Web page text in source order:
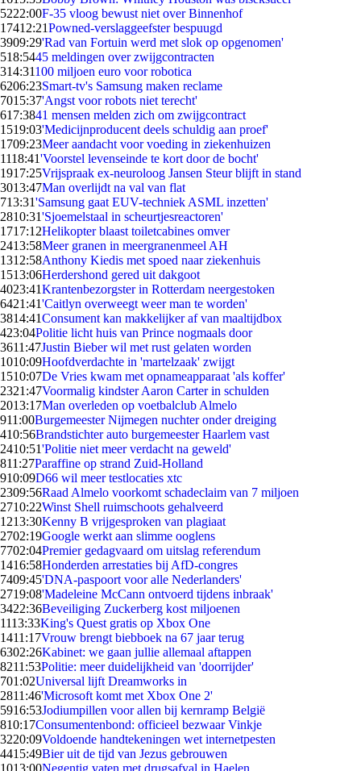
5222:00F-35 vloog bewust niet over Binnenhof
17412:21Powned-verslaggeefster bespuugd
3909:29'Rad van Fortuin werd met slok op opgenomen'
518:5445 meldingen over zwijgcontracten
314:31100 miljoen euro voor robotica
6206:23Smart-tv's Samsung maken reclame
7015:37'Angst voor robots niet terecht'
617:3841 mensen melden zich om zwijgcontract
1519:03'Medicijnproducent deels schuldig aan proef'
1709:23Meer aandacht voor voeding in ziekenhuizen
1118:41'Voorstel levenseinde te kort door de bocht'
1917:25Vrijspraak ex-neuroloog Jansen Steur blijft in stand
3013:47Man overlijdt na val van flat
713:31'Samsung gaat EUV-techniek ASML inzetten'
2810:31'Sjoemelstaal in scheurtjesreactoren'
1717:12Helikopter blaast toiletcabines omver
2413:58Meer granen in meergranenmeel AH
1312:58Anthony Kiedis met spoed naar ziekenhuis
1513:06Herdershond gered uit dakgoot
4023:41Krantenbezorgster in Rotterdam neergestoken
6421:41'Caitlyn overweegt weer man te worden'
3814:41Consument kan makkelijker af van maaltijdbox
423:04Politie licht huis van Prince nogmaals door
3611:47Justin Bieber wil met rust gelaten worden
1010:09Hoofdverdachte in 'martelzaak' zwijgt
1510:07De Vries kwam met opnameapparaat 'als koffer'
2321:47Voormalig kindster Aaron Carter in schulden
2013:17Man overleden op voetbalclub Almelo
911:00Burgemeester Nijmegen nuchter onder dreiging
410:56Brandstichter auto burgemeester Haarlem vast
2410:51'Politie niet meer verdacht na geweld'
811:27Paraffine op strand Zuid-Holland
910:09D66 wil meer testlocaties xtc
2309:56Raad Almelo voorkomt schadeclaim van 7 miljoen
2710:22Winst Shell ruimschoots gehalveerd
1213:30Kenny B vrijgesproken van plagiaat
2702:19Google werkt aan slimme ooglens
7702:04Premier gedagvaard om uitslag referendum
1416:58Honderden arrestaties bij AfD-congres
7409:45'DNA-paspoort voor alle Nederlanders'
2719:08'Madeleine McCann ontvoerd tijdens inbraak'
3422:36Beveiliging Zuckerberg kost miljoenen
1113:33King's Quest gratis op Xbox One
1411:17Vrouw brengt biebboek na 67 jaar terug
6302:26Kabinet: we gaan jullie allemaal aftappen
8211:53Politie: meer duidelijkheid van 'doorrijder'
701:02Universal lijft Dreamworks in
2811:46'Microsoft komt met Xbox One 2'
5916:53Jodiumpillen voor allen bij kernramp België
810:17Consumentenbond: officieel bezwaar Vinkje
3220:09Voldoende handtekeningen wet internetpesten
4415:49Bier uit de tijd van Jezus gebrouwen
1013:00Negentig vaten met drugsafval in Haelen